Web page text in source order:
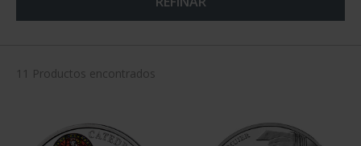
11 Productos encontrados